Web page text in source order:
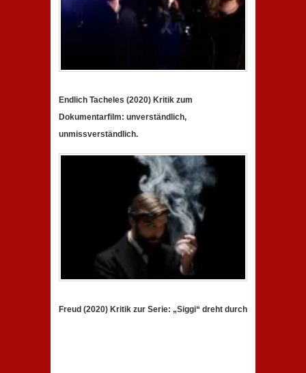
Endlich Tacheles (2020) Kritik zum
Dokumentarfilm: unverständlich,
unmissverständlich.
Freud (2020) Kritik zur Serie: „Siggi“ dreht durch